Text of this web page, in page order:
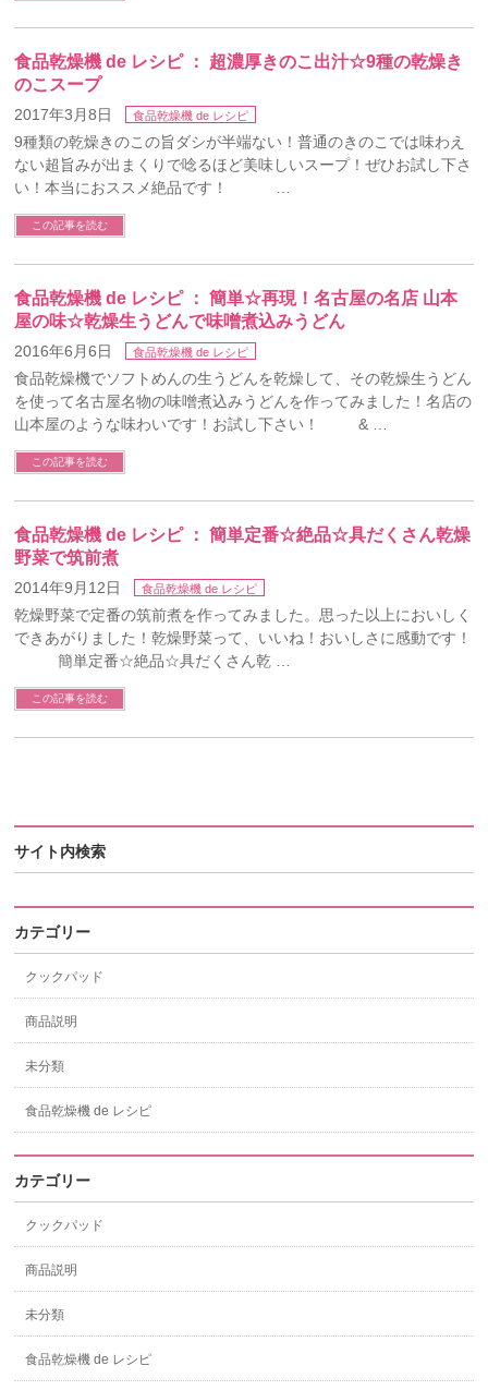
食品乾燥機 de レシピ ： 超濃厚きのこ出汁☆9種の乾燥き
のこスープ
2017年3月8日 食品乾燥機 de レシピ
9種類の乾燥きのこの旨ダシが半端ない！普通のきのこでは味わえ
ない超旨みが出まくりで唸るほど美味しいスープ！ぜひお試し下さ
い！本当におススメ絶品です！ …
この記事を読む
食品乾燥機 de レシピ ： 簡単☆再現！名古屋の名店 山本
屋の味☆乾燥生うどんで味噌煮込みうどん
2016年6月6日 食品乾燥機 de レシピ
食品乾燥機でソフトめんの生うどんを乾燥して、その乾燥生うどん
を使って名古屋名物の味噌煮込みうどんを作ってみました！名店の
山本屋のような味わいです！お試し下さい！ & …
この記事を読む
食品乾燥機 de レシピ ： 簡単定番☆絶品☆具だくさん乾燥
野菜で筑前煮
2014年9月12日 食品乾燥機 de レシピ
乾燥野菜で定番の筑前煮を作ってみました。思った以上においしく
できあがりました！乾燥野菜って、いいね！おいしさに感動です！
簡単定番☆絶品☆具だくさん乾 …
この記事を読む
サイト内検索
カテゴリー
クックパッド
商品説明
未分類
食品乾燥機 de レシピ
カテゴリー
クックパッド
商品説明
未分類
食品乾燥機 de レシピ